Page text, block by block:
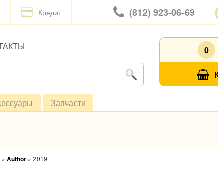
Кредит (812) 923-06-69
0
Запчасти
» Author » 2019